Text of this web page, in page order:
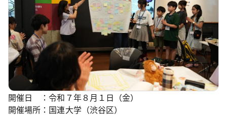
開催日 ：令和７年８月１日（金）
開催場所：国連大学（渋谷区）